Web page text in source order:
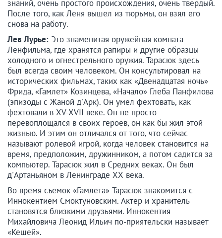
знаний, очень простого происхождения, очень твердый.
После того, как Леня вышел из тюрьмы, он взял его
снова на работу.
Лев Лурье: Это знаменитая оружейная комната
Ленфильма, где хранятся рапиры и другие образцы
холодного и огнестрельного оружия. Тарасюк здесь
был всегда своим человеком. Он консультировал на
исторических фильмах, таких как «Двенадцатая ночь»
Фрида, «Гамлет» Козинцева, «Начало» Глеба Панфилова
(эпизоды с Жаной д'Арк). Он умел фехтовать, как
фехтовали в XV-XVII веке. Он не просто
перевоплощался в своих героев, он как бы жил этой
жизнью. И этим он отличался от того, что сейчас
называют ролевой игрой, когда человек становится на
время, предположим, дружинником, а потом садится за
компьютер. Тарасюк жил в Средних веках. Он был
д'Артаньяном в Ленинграде ХХ века.
Во время съемок «Гамлета» Тарасюк знакомится с
Иннокентием Смоктуновским. Актер и хранитель
становятся близкими друзьями. Иннокентия
Михайловича Леонид Ильич по-приятельски называет
«Кешей».